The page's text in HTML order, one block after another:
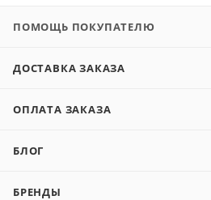
ПОМОЩЬ ПОКУПАТЕЛЮ
ДОСТАВКА ЗАКАЗА
ОПЛАТА ЗАКАЗА
БЛОГ
БРЕНДЫ